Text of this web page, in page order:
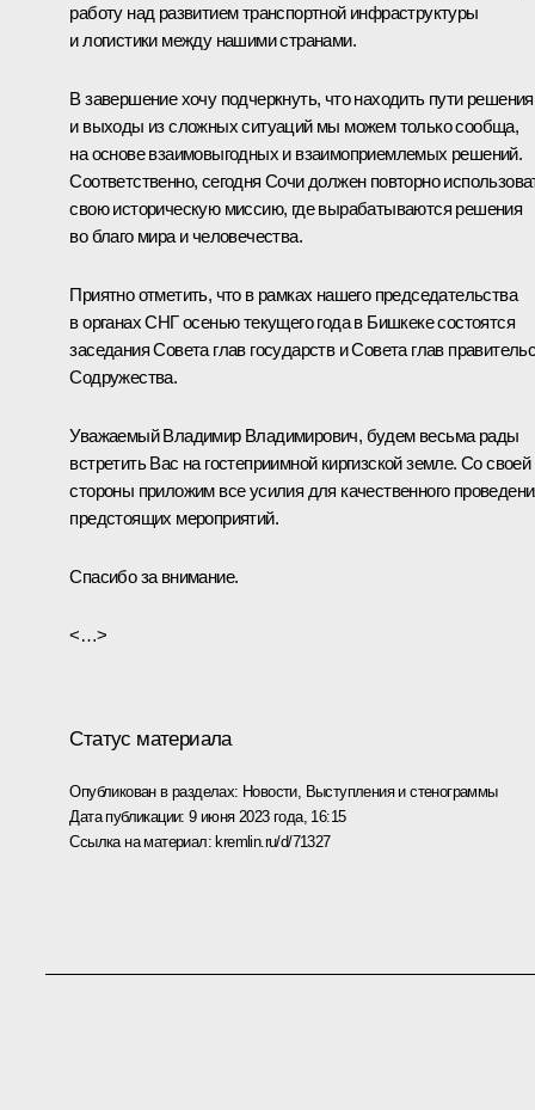
работу над развитием транспортной инфраструктуры
и логистики между нашими странами.
В завершение хочу подчеркнуть, что находить пути решения
и выходы из сложных ситуаций мы можем только сообща,
на основе взаимовыгодных и взаимоприемлемых решений.
Соответственно, сегодня Сочи должен повторно
свою историческую миссию, где вырабатываются решения
во благо мира и человечества.
Приятно отметить, что в рамках нашего председательства
в органах СНГ осенью текущего года в Бишкеке состоятся
заседания Совета глав государств и Совета глав
Содружества.
Уважаемый Владимир Владимирович, будем весьма рады
встретить Вас на гостеприимной киргизской земле. Со своей
стороны приложим все усилия для качественного
предстоящих мероприятий.
Спасибо за внимание.
<…>
Статус материала
Опубликован в разделах: Новости, Выступления и стенограммы
Дата публикации:9 июня 2023 года, 16:15
Ссылка на материал: kremlin.ru/d/71327